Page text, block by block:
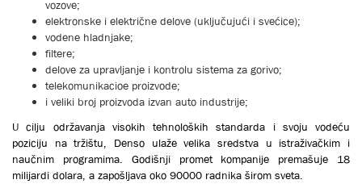
vozove;
elektronske i električne delove (uključujući i svećice);
vodene hladnjake;
filtere;
delove za upravljanje i kontrolu sistema za gorivo;
telekomunikacioe proizvode;
i veliki broj proizvoda izvan auto industrije;
U cilju održavanja visokih tehnoloških standarda i svoju vodeću
poziciju na tržištu, Denso ulaže velika sredstva u istraživačkim i
naučnim programima. Godišnji promet kompanije premašuje 18
milijardi dolara, a zapošljava oko 90000 radnika širom sveta.